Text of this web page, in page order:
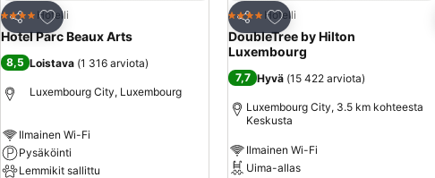
Jaa
Lisää suosikkeihin
4 Tähtiluokitus
Hotelli
Hotel Parc Beaux Arts
8,5 Loistava (1 316 arviota)
Luxembourg City, Luxembourg
Ilmainen Wi-Fi
Pysäköinti
Lemmikit sallittu
Jaa
Lisää suosikkeihin
4 Tähtiluokitus
Hotelli
DoubleTree by Hilton
Luxembourg
7,7 Hyvä (15 422 arviota)
Luxembourg City, 3.5 km kohteesta
Keskusta
Ilmainen Wi-Fi
Uima-allas